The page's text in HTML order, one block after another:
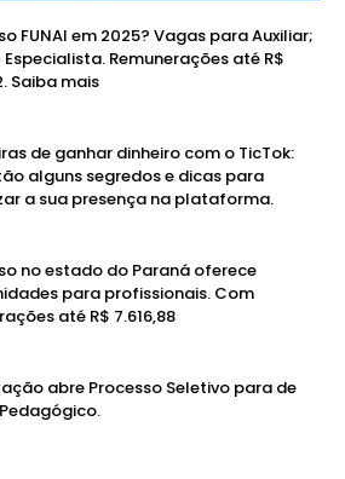
FUNAI em 2025? Vagas para Auxiliar;
Remunerações até R$
Saiba mais
de ganhar dinheiro com o TicTok:
alguns segredos e dicas para
a sua presença na plataforma.
no estado do Paraná oferece
para profissionais. Com
até R$ 7.616,88
abre Processo Seletivo para de